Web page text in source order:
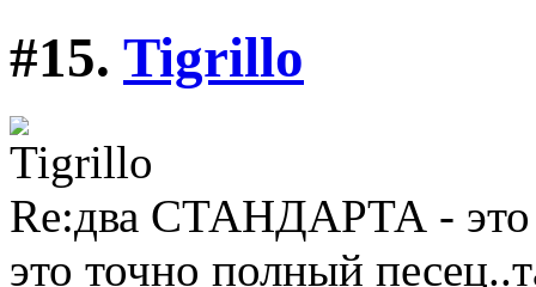
#15. Tigrillo
Re:два СТАНДАРТА - это
это точно полный